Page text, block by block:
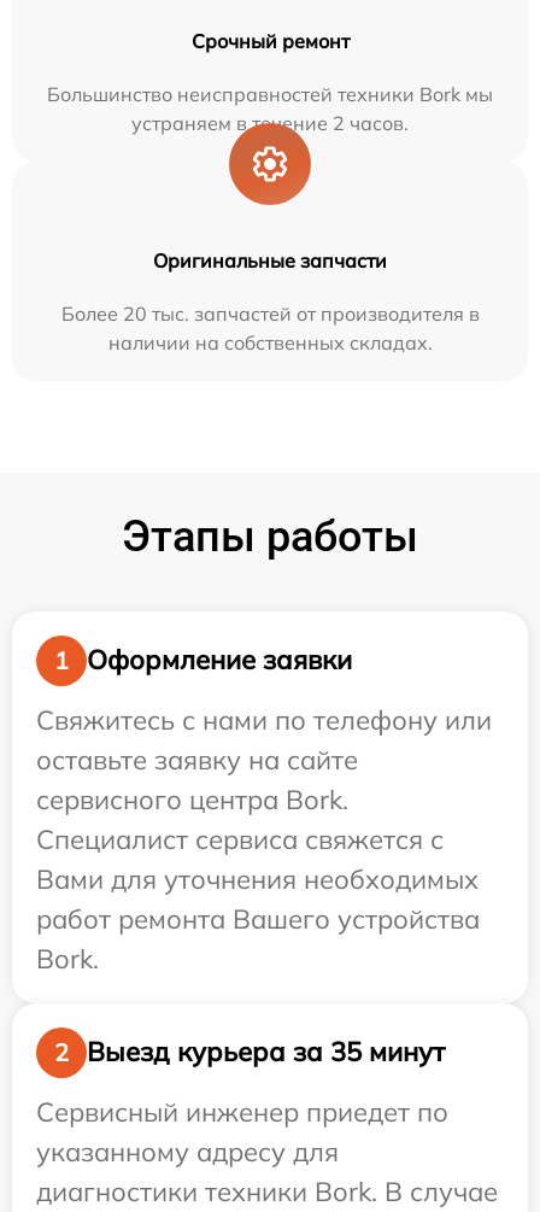
Срочный ремонт
Большинство неисправностей техники Bork мы
устраняем в течение 2 часов.
Оригинальные запчасти
Более 20 тыс. запчастей от производителя в
наличии на собственных складах.
Этапы работы
1
Оформление заявки
Свяжитесь с нами по телефону или
оставьте заявку на сайте
сервисного центра Bork.
Специалист сервиса свяжется с
Вами для уточнения необходимых
работ ремонта Вашего устройства
Bork.
2
Выезд курьера за 35 минут
Сервисный инженер приедет по
указанному адресу для
диагностики техники Bork. В случае